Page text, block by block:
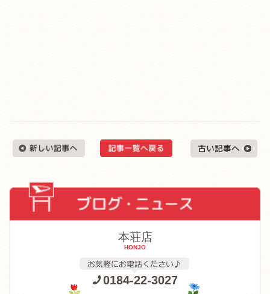
本荘店
HONJO
0184-22-3027